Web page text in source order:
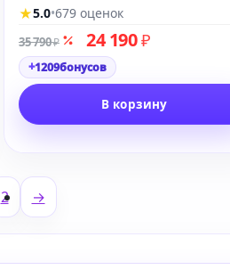
★5.0•679 оценок
35 790₽ 24 190₽
+1209бонусов
В корзину
2 →